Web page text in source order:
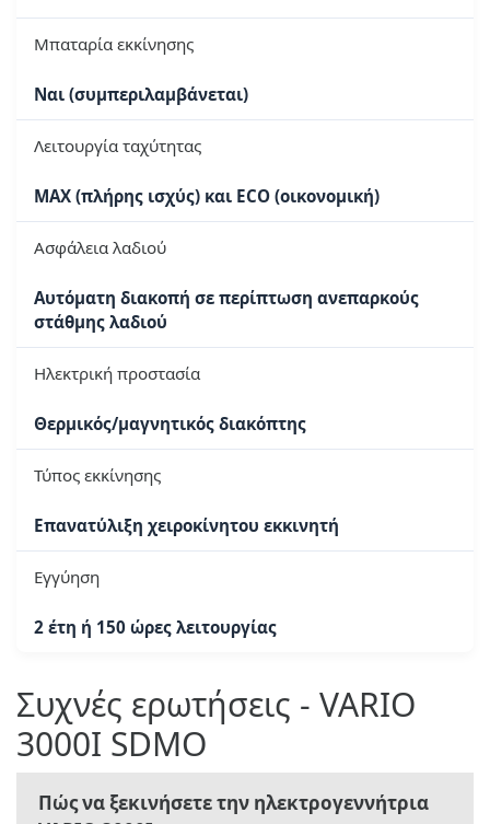
Μπαταρία εκκίνησης
Ναι (συμπεριλαμβάνεται)
Λειτουργία ταχύτητας
MAX (πλήρης ισχύς) και ECO (οικονομική)
Ασφάλεια λαδιού
Αυτόματη διακοπή σε περίπτωση ανεπαρκούς
στάθμης λαδιού
Ηλεκτρική προστασία
Θερμικός/μαγνητικός διακόπτης
Τύπος εκκίνησης
Επανατύλιξη χειροκίνητου εκκινητή
Εγγύηση
2 έτη ή 150 ώρες λειτουργίας
Συχνές ερωτήσεις - VARIO
3000I SDMO
Πώς να ξεκινήσετε την ηλεκτρογεννήτρια